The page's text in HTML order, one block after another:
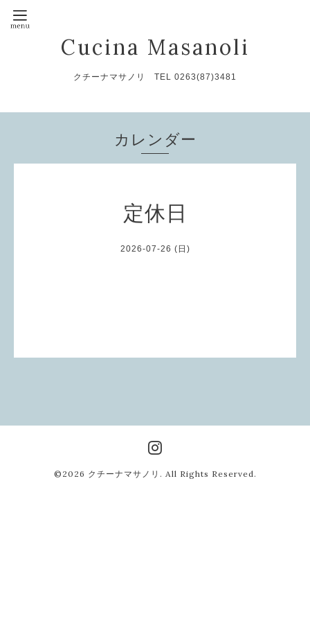
Cucina Masanoli
クチーナマサノリ TEL 0263(87)3481
カレンダー
定休日
2026-07-26 (日)
©2026 クチーナマサノリ . All Rights Reserved.